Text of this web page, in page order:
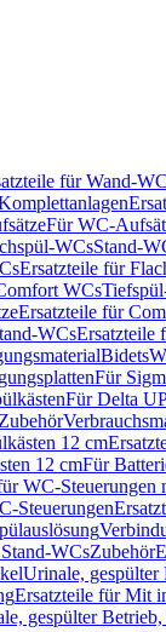
für Wand-
Für WC-
WCsStand-
Ersatzteile für
WCs
Ersatzteile für
WCsErsatzteile
Bidets
Für
Für Delta
Zubehör
12 cm
12 cmFür
WC-Steuerungen
Steuerungen
WCsZubehör
Urinale, gespülter
Ersatzteile für Mit
gespülter